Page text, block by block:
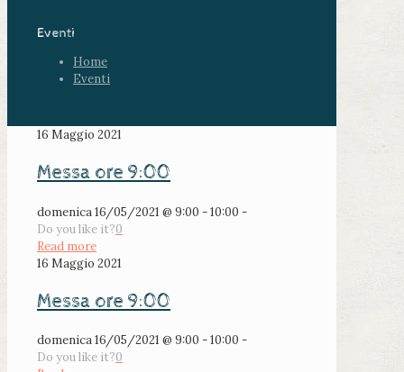
Eventi
Home
Eventi
16 Maggio 2021
Messa ore 9:00
domenica 16/05/2021 @ 9:00 - 10:00 -
Do you like it?0
Read more
16 Maggio 2021
Messa ore 9:00
domenica 16/05/2021 @ 9:00 - 10:00 -
Do you like it?0